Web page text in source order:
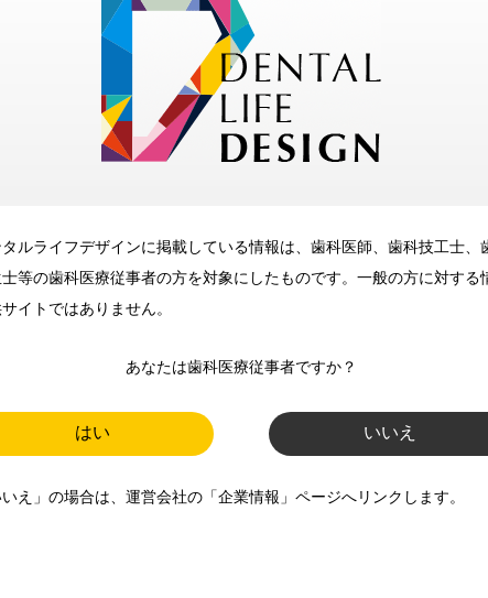
ルライフデザインに掲載している情報は、歯科医師、歯科技工士、
等の歯科医療従事者の方を対象にしたものです。一般の方に対する
イトではありません。
あなたは歯科医療従事者ですか？
はい いいえ
いえ」の場合は、運営会社の「企業情報」ページへリンクします。
見ていただきたい。